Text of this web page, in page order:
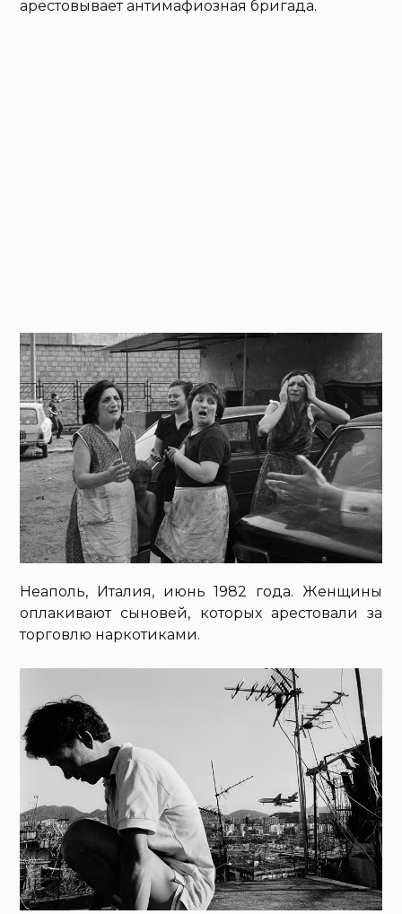
арестовывает антимафиозная бригада.
Неаполь, Италия, июнь 1982 года. Женщины
оплакивают сыновей, которых арестовали за
торговлю наркотиками.